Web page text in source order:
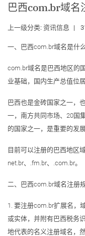
巴西com.br域名
上一级分类: 资讯信息
一、巴西com.br域名是什么
com.br域名是巴西地区的
业基础，国内生产总值位
巴西也是金砖国家之一，
一，南方共同市场、20国
的国家之一，是重要的发
目前可以注册的巴西地区
net.br、.fm.br、.com.br。
二、巴西com.br域名注册
1. 要注册com.br扩展名，
或实体，并附有巴西税务
地代表的名义注册域名，